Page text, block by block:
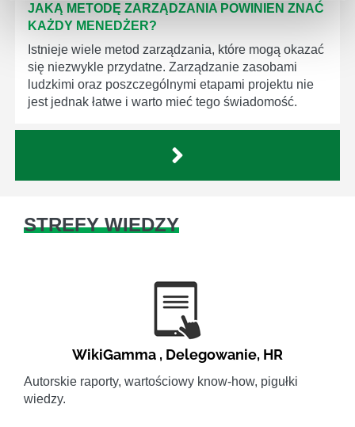
JAKĄ METODĘ ZARZĄDZANIA POWINIEN ZNAĆ
KAŻDY MENEDŻER?
Istnieje wiele metod zarządzania, które mogą okazać
się niezwykle przydatne. Zarządzanie zasobami
ludzkimi oraz poszczególnymi etapami projektu nie
jest jednak łatwe i warto mieć tego świadomość.
STREFY WIEDZY
WikiGamma , Delegowanie, HR
Autorskie raporty, wartościowy know-how, pigułki
wiedzy.